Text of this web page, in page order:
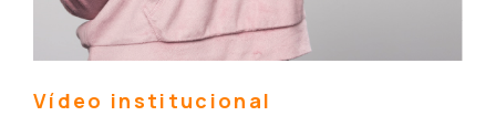
Vídeo institucional